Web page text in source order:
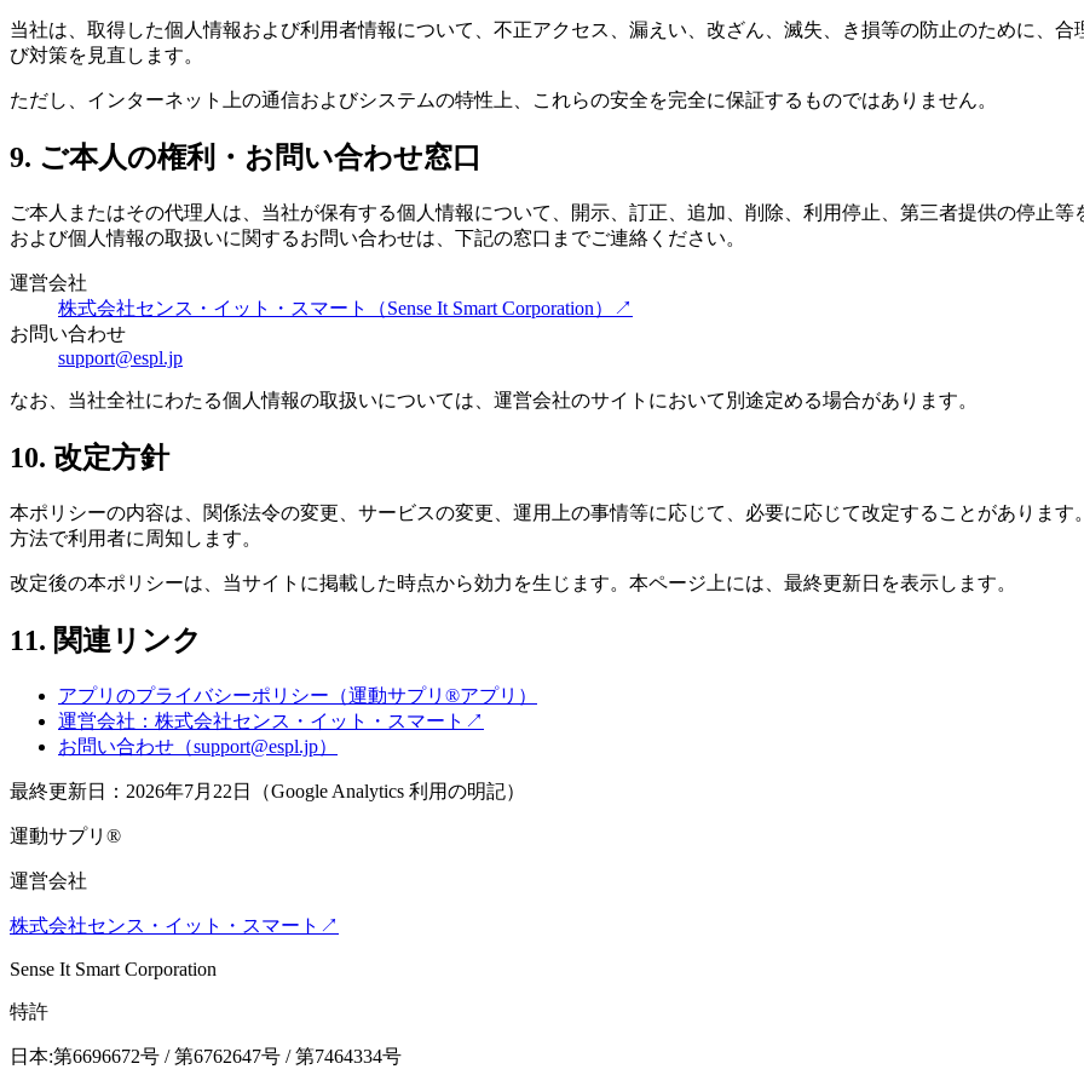
当社は、取得した個人情報および利用者情報について、不正アクセス、漏えい、改ざん、滅失、き損等の防止のために、
び対策を見直します。
ただし、インターネット上の通信およびシステムの特性上、これらの安全を完全に保証するものではありません。
9. ご本人の権利・お問い合わせ窓口
ご本人またはその代理人は、当社が保有する個人情報について、開示、訂正、追加、削除、利用停止、第三者提供の停止
および個人情報の取扱いに関するお問い合わせは、下記の窓口までご連絡ください。
運営会社
株式会社センス・イット・スマート（Sense It Smart Corporation）
↗
お問い合わせ
support@espl.jp
なお、当社全社にわたる個人情報の取扱いについては、運営会社のサイトにおいて別途定める場合があります。
10. 改定方針
本ポリシーの内容は、関係法令の変更、サービスの変更、運用上の事情等に応じて、必要に応じて改定することがありま
方法で利用者に周知します。
改定後の本ポリシーは、当サイトに掲載した時点から効力を生じます。本ページ上には、最終更新日を表示します。
11. 関連リンク
アプリのプライバシーポリシー（運動サプリ®アプリ）
運営会社：株式会社センス・イット・スマート ↗
お問い合わせ（support@espl.jp）
最終更新日：2026年7月22日 （Google Analytics 利用の明記）
運動サプリ ®
運営会社
株式会社センス・イット・スマート ↗
Sense It Smart Corporation
特許
日本:第6696672号 / 第6762647号 / 第7464334号